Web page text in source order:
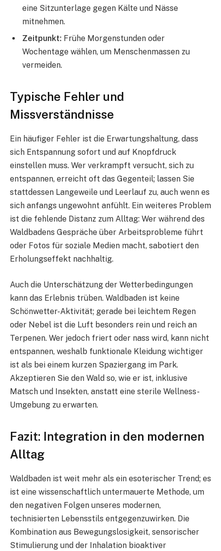
eine Sitzunterlage gegen Kälte und Nässe
mitnehmen.
Zeitpunkt: Frühe Morgenstunden oder
Wochentage wählen, um Menschenmassen zu
vermeiden.
Typische Fehler und
Missverständnisse
Ein häufiger Fehler ist die Erwartungshaltung, dass
sich Entspannung sofort und auf Knopfdruck
einstellen muss. Wer verkrampft versucht, sich zu
entspannen, erreicht oft das Gegenteil; lassen Sie
stattdessen Langeweile und Leerlauf zu, auch wenn es
sich anfangs ungewohnt anfühlt. Ein weiteres Problem
ist die fehlende Distanz zum Alltag: Wer während des
Waldbadens Gespräche über Arbeitsprobleme führt
oder Fotos für soziale Medien macht, sabotiert den
Erholungseffekt nachhaltig.
Auch die Unterschätzung der Wetterbedingungen
kann das Erlebnis trüben. Waldbaden ist keine
Schönwetter-Aktivität; gerade bei leichtem Regen
oder Nebel ist die Luft besonders rein und reich an
Terpenen. Wer jedoch friert oder nass wird, kann nicht
entspannen, weshalb funktionale Kleidung wichtiger
ist als bei einem kurzen Spaziergang im Park.
Akzeptieren Sie den Wald so, wie er ist, inklusive
Matsch und Insekten, anstatt eine sterile Wellness-
Umgebung zu erwarten.
Fazit: Integration in den modernen
Alltag
Waldbaden ist weit mehr als ein esoterischer Trend; es
ist eine wissenschaftlich untermauerte Methode, um
den negativen Folgen unseres modernen,
technisierten Lebensstils entgegenzuwirken. Die
Kombination aus Bewegungslosigkeit, sensorischer
Stimulierung und der Inhalation bioaktiver